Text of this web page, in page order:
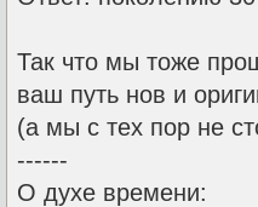
Так что мы тоже
ваш путь нов и
(а мы с тех пор не
------
О духе времени: